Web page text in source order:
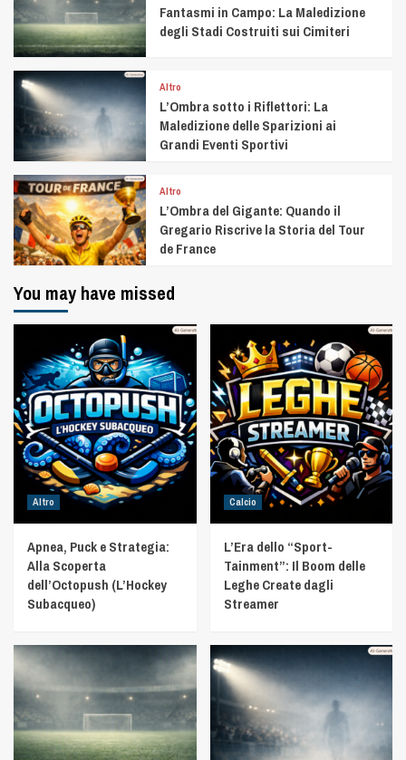
Fantasmi in Campo: La Maledizione
degli Stadi Costruiti sui Cimiteri
Altro
L’Ombra sotto i Riflettori: La
Maledizione delle Sparizioni ai
Grandi Eventi Sportivi
Altro
L’Ombra del Gigante: Quando il
Gregario Riscrive la Storia del Tour
de France
You may have missed
Altro
Apnea, Puck e Strategia:
Alla Scoperta
dell’Octopush (L’Hockey
Subacqueo)
Calcio
L’Era dello “Sport-
Tainment”: Il Boom delle
Leghe Create dagli
Streamer